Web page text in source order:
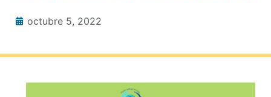
octubre 5, 2022